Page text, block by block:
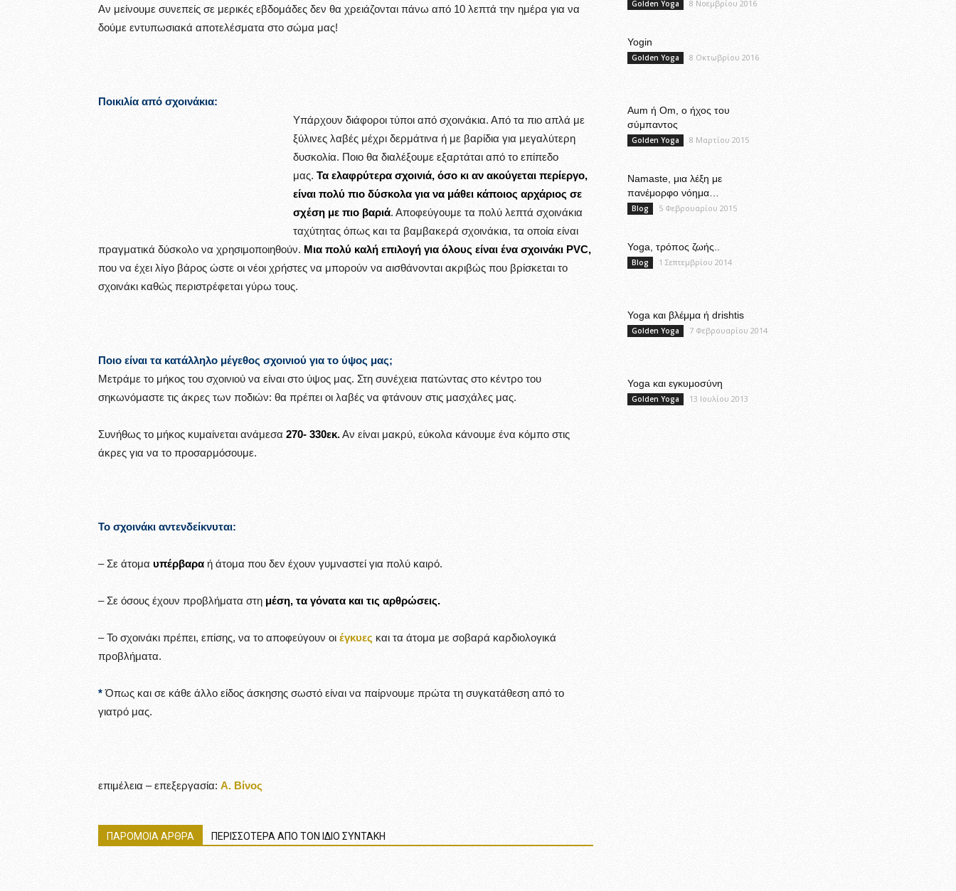
Αν μείνουμε συνεπείς σε μερικές εβδομάδες δεν θα χρειάζονται πάνω από 10 λεπτά την ημέρα για να
δούμε εντυπωσιακά αποτελέσματα στο σώμα μας!
Ποικιλία από σχοινάκια:
Υπάρχουν διάφοροι τύποι από σχοινάκια. Από τα πιο απλά με
ξύλινες λαβές μέχρι δερμάτινα ή με βαρίδια για μεγαλύτερη
δυσκολία. Ποιο θα διαλέξουμε εξαρτάται από το επίπεδο
μας. Τα ελαφρύτερα σχοινιά, όσο κι αν ακούγεται περίεργο,
είναι πολύ πιο δύσκολα για να μάθει κάποιος αρχάριος σε
σχέση με πιο βαριά. Αποφεύγουμε τα πολύ λεπτά σχοινάκια
ταχύτητας όπως και τα βαμβακερά σχοινάκια, τα οποία είναι
πραγματικά δύσκολο να χρησιμοποιηθούν. Μια πολύ καλή επιλογή για όλους είναι ένα σχοινάκι PVC,
που να έχει λίγο βάρος ώστε οι νέοι χρήστες να μπορούν να αισθάνονται ακριβώς που βρίσκεται το
σχοινάκι καθώς περιστρέφεται γύρω τους.
Ποιο είναι τα κατάλληλο μέγεθος σχοινιού για το ύψος μας;
Μετράμε το μήκος του σχοινιού να είναι στο ύψος μας. Στη συνέχεια πατώντας στο κέντρο του
σηκωνόμαστε τις άκρες των ποδιών: θα πρέπει οι λαβές να φτάνουν στις μασχάλες μας.
Συνήθως το μήκος κυμαίνεται ανάμεσα 270- 330εκ.Αν είναι μακρύ, εύκολα κάνουμε ένα κόμπο στις
άκρες για να το προσαρμόσουμε.
Το σχοινάκι αντενδείκνυται:
– Σε άτομα υπέρβαρα ή άτομα που δεν έχουν γυμναστεί για πολύ καιρό.
– Σε όσους έχουν προβλήματα στη μέση, τα γόνατα και τις αρθρώσεις.
– Το σχοινάκι πρέπει, επίσης, να το αποφεύγουν οι έγκυες και τα άτομα με σοβαρά καρδιολογικά
προβλήματα.
*Όπως και σε κάθε άλλο είδος άσκησης σωστό είναι να παίρνουμε πρώτα τη συγκατάθεση από το
γιατρό μας.
επιμέλεια – επεξεργασία: Α. Βίνος
ΠΑΡΟΜΟΙΑ ΑΡΘΡΑ ΠΕΡΙΣΣΟΤΕΡΑ ΑΠΟ ΤΟΝ ΙΔΙΟ ΣΥΝΤΑΚΗ
Golden Yoga 8 Νοεμβρίου 2016
Yogin
Golden Yoga 8 Οκτωβρίου 2016
Aum ή Om, ο ήχος του
σύμπαντος
Golden Yoga 8 Μαρτίου 2015
Namaste, μια λέξη με
πανέμορφο νόημα…
Blog 5 Φεβρουαρίου 2015
Yoga, τρόπος ζωής..
Blog 1 Σεπτεμβρίου 2014
Yoga και βλέμμα ή drishtis
Golden Yoga 7 Φεβρουαρίου 2014
Yoga και εγκυμοσύνη
Golden Yoga 13 Ιουλίου 2013